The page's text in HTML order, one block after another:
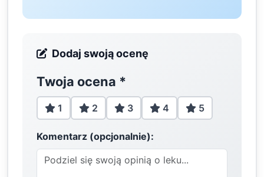
Dodaj swoją ocenę
Twoja ocena *
1 2 3 4 5
Komentarz (opcjonalnie):